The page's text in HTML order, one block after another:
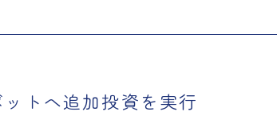
トへ追加投資を実行